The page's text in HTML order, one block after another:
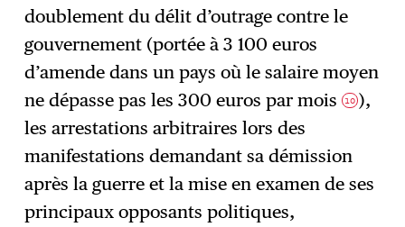
doublement du délit d’outrage contre le
gouvernement (portée à 3 100 euros
d’amende dans un pays où le salaire moyen
ne dépasse pas les 300 euros par mois10 ),
les arrestations arbitraires lors des
manifestations demandant sa démission
après la guerre et la mise en examen de ses
principaux opposants politiques,